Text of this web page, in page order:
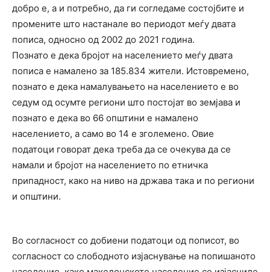
добро е, а и потребно, да ги согледаме состојбите и
промените што настанале во периодот меѓу двата
пописа, односно од 2002 до 2021 година.
Познато е дека бројот на населението меѓу двата
пописа е намалено за 185.834 жители. Истовремено,
познато е дека намалувањето на населението е во
седум од осумте региони што постојат во земјава и
познато е дека во 66 општини е намалено
населението, а само во 14 е зголемено. Овие
податоци говорат дека треба да се очекува да се
намали и бројот на населението по етничка
припадност, како на ниво на држава така и по региони
и општини.
Во согласност со добиени податоци од пописот, во
согласност со слободното изјаснување на попишаното